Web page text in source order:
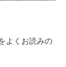
よくお読みの